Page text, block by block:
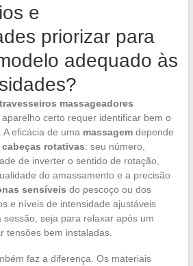
e
priorizar para
adequado às
travesseiros massageadores
certo requer identificar bem o
eficácia de uma massagemdepende
cabeças rotativas: seu número,
de inverter o sentido de rotação,
do amassamento e a precisão
sensíveis do pescoço ou dos
e níveis de intensidade ajustáveis
seja para relaxar após um
tensões bem instaladas.
faz a diferença. Os materiais